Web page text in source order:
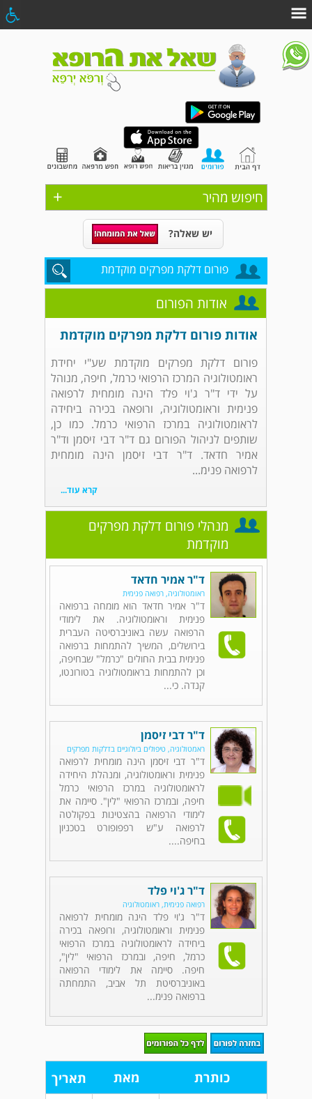
+ חיפוש מהיר
יש שאלה?
פורום דלקת מפרקים מוקדמת
אודות הפורום
אודות פורום דלקת מפרקים מוקדמת
פורום דלקת מפרקים מוקדמת שע"י יחידת
ראומטולוגיה המרכז הרפואי כרמל, חיפה, מנוהל
על ידי ד"ר ג'וי פלד הינה מומחית לרפואה
פנימית וראומטולוגיה, ורופאה בכירה ביחידה
לראומטולוגיה במרכז הרפואי כרמל. כמו כן,
שותפים לניהול הפורום גם ד"ר דבי זיסמן וד"ר
אמיר חדאד. ד"ר דבי זיסמן הינה מומחית
לרפואה פנימ...
קרא עוד...
מנהלי פורום דלקת מפרקים
מוקדמת
ד"ר אמיר חדאד
ראומטולוגיה, רפואה פנימית
ד"ר אמיר חדאד הוא מומחה ברפואה
פנימית וראומטולוגיה. את לימודי
הרפואה עשה באוניברסיטה העברית
בירושלים, המשיך להתמחות ברפואה
פנימית בבית החולים "כרמל" שבחיפה,
וכן להתמחות בראומטולוגיה בטורונטו,
קנדה. כי...
ד"ר דבי זיסמן
ראמטולוגיה, טיפולים ביולוגיים בדלקות מפרקים
ד"ר דבי זיסמן הינה מומחית לרפואה
פנימית וראומטולוגיה, ומנהלת היחידה
לראומטולוגיה במרכז הרפואי כרמל
חיפה, ובמרכז הרפואי "לין". סיימה את
לימודי הרפואה בהצטינות בפקולטה
לרפואה ע"ש רפפופורט בטכניון
בחיפה....
ד"ר ג'וי פלד
רפואה פנימית, ראומטולוגיה
ד"ר ג'וי פלד הינה מומחית לרפואה
פנימית וראומטולוגיה, ורופאה בכירה
ביחידה לראומטולוגיה במרכז הרפואי
כרמל, חיפה, ובמרכז הרפואי "לין",
חיפה. סיימה את לימודי הרפואה
באוניברסיטת תל אביב, התמחתה
ברפואה פנימ...
כותרת מאת תאריך